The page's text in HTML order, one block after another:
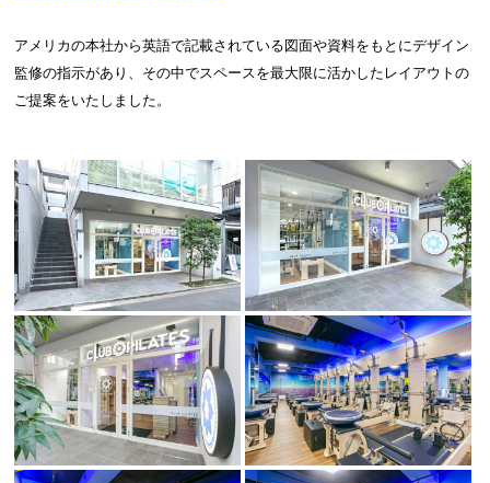
アメリカの本社から英語で記載されている図面や資料をもとにデザイン
監修の指示があり、その中でスペースを最大限に活かしたレイアウトの
ご提案をいたしました。